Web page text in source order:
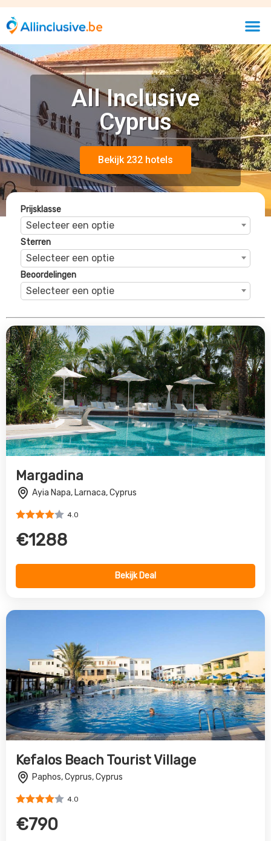
Selecteer een optie
Beoordelingen
Selecteer een optie
Margadina
Ayia Napa, Larnaca, Cyprus
4.0
Bekijk Deal
Kefalos Beach Tourist Village
Paphos, Cyprus, Cyprus
€790
Theo Sunset Bay Hotel
Kissonerga, Cyprus, Cyprus